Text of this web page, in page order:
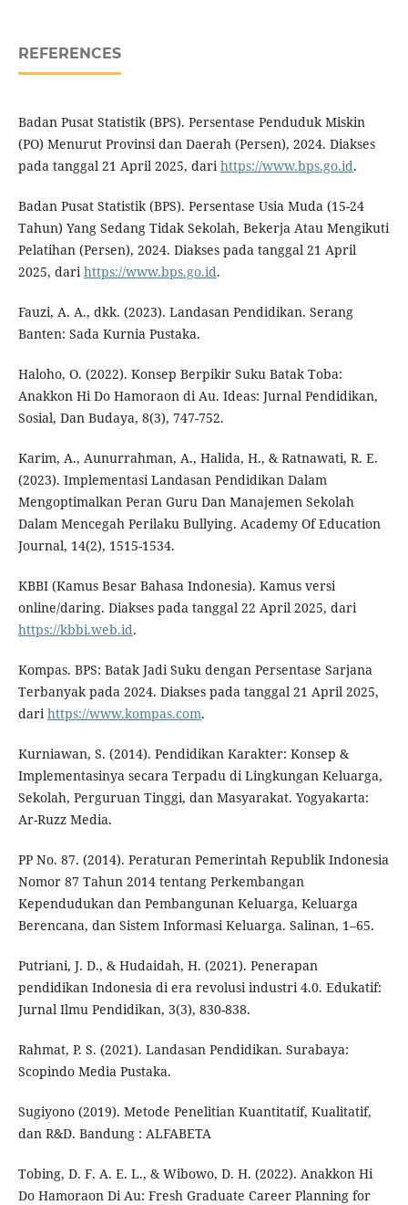
REFERENCES
Badan Pusat Statistik (BPS). Persentase Penduduk Miskin
(PO) Menurut Provinsi dan Daerah (Persen), 2024. Diakses
pada tanggal 21 April 2025, darihttps://www.bps.go.id.
Badan Pusat Statistik (BPS). Persentase Usia Muda (15-24
Tahun) Yang Sedang Tidak Sekolah, Bekerja Atau Mengikuti
Pelatihan (Persen), 2024. Diakses pada tanggal 21 April
2025, darihttps://www.bps.go.id.
Fauzi, A. A., dkk. (2023). Landasan Pendidikan. Serang
Banten: Sada Kurnia Pustaka.
Haloho, O. (2022). Konsep Berpikir Suku Batak Toba:
Anakkon Hi Do Hamoraon di Au. Ideas: Jurnal Pendidikan,
Sosial, Dan Budaya, 8(3), 747-752.
Karim, A., Aunurrahman, A., Halida, H., & Ratnawati, R. E.
(2023). Implementasi Landasan Pendidikan Dalam
Mengoptimalkan Peran Guru Dan Manajemen Sekolah
Dalam Mencegah Perilaku Bullying. Academy Of Education
Journal, 14(2), 1515-1534.
KBBI (Kamus Besar Bahasa Indonesia). Kamus versi
online/daring. Diakses pada tanggal 22 April 2025, dari
https://kbbi.web.id.
Kompas. BPS: Batak Jadi Suku dengan Persentase Sarjana
Terbanyak pada 2024. Diakses pada tanggal 21 April 2025,
darihttps://www.kompas.com.
Kurniawan, S. (2014). Pendidikan Karakter: Konsep &
Implementasinya secara Terpadu di Lingkungan Keluarga,
Sekolah, Perguruan Tinggi, dan Masyarakat. Yogyakarta:
Ar-Ruzz Media.
PP No. 87. (2014). Peraturan Pemerintah Republik Indonesia
Nomor 87 Tahun 2014 tentang Perkembangan
Kependudukan dan Pembangunan Keluarga, Keluarga
Berencana, dan Sistem Informasi Keluarga. Salinan, 1–65.
Putriani, J. D., & Hudaidah, H. (2021). Penerapan
pendidikan Indonesia di era revolusi industri 4.0. Edukatif:
Jurnal Ilmu Pendidikan, 3(3), 830-838.
Rahmat, P. S. (2021). Landasan Pendidikan. Surabaya:
Scopindo Media Pustaka.
Sugiyono (2019). Metode Penelitian Kuantitatif, Kualitatif,
dan R&D. Bandung : ALFABETA
Tobing, D. F. A. E. L., & Wibowo, D. H. (2022). Anakkon Hi
Do Hamoraon Di Au: Fresh Graduate Career Planning for